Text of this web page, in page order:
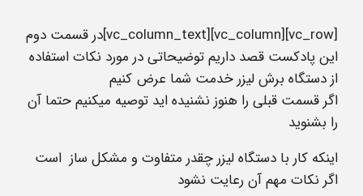
[vc_row][vc_column][vc_column_text]در قسمت دوم
این پادکست قصد داریم توضیحاتی در مورد نکات استفاده
از دستگاه برش لیزر خدمت شما عرض کنیم
اگر قسمت قبلی را هنوز نشنیده اید توصیه میکنیم حتما آن
را بشنوید
اینکه کار با دستگاه لیزر چقدر متفاوت و مشکل ساز است
اگر نکات مهم آن رعایت نشود